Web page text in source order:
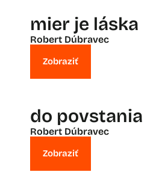
mier je láska
Robert Dúbravec
Zobraziť
do povstania
Robert Dúbravec
Zobraziť